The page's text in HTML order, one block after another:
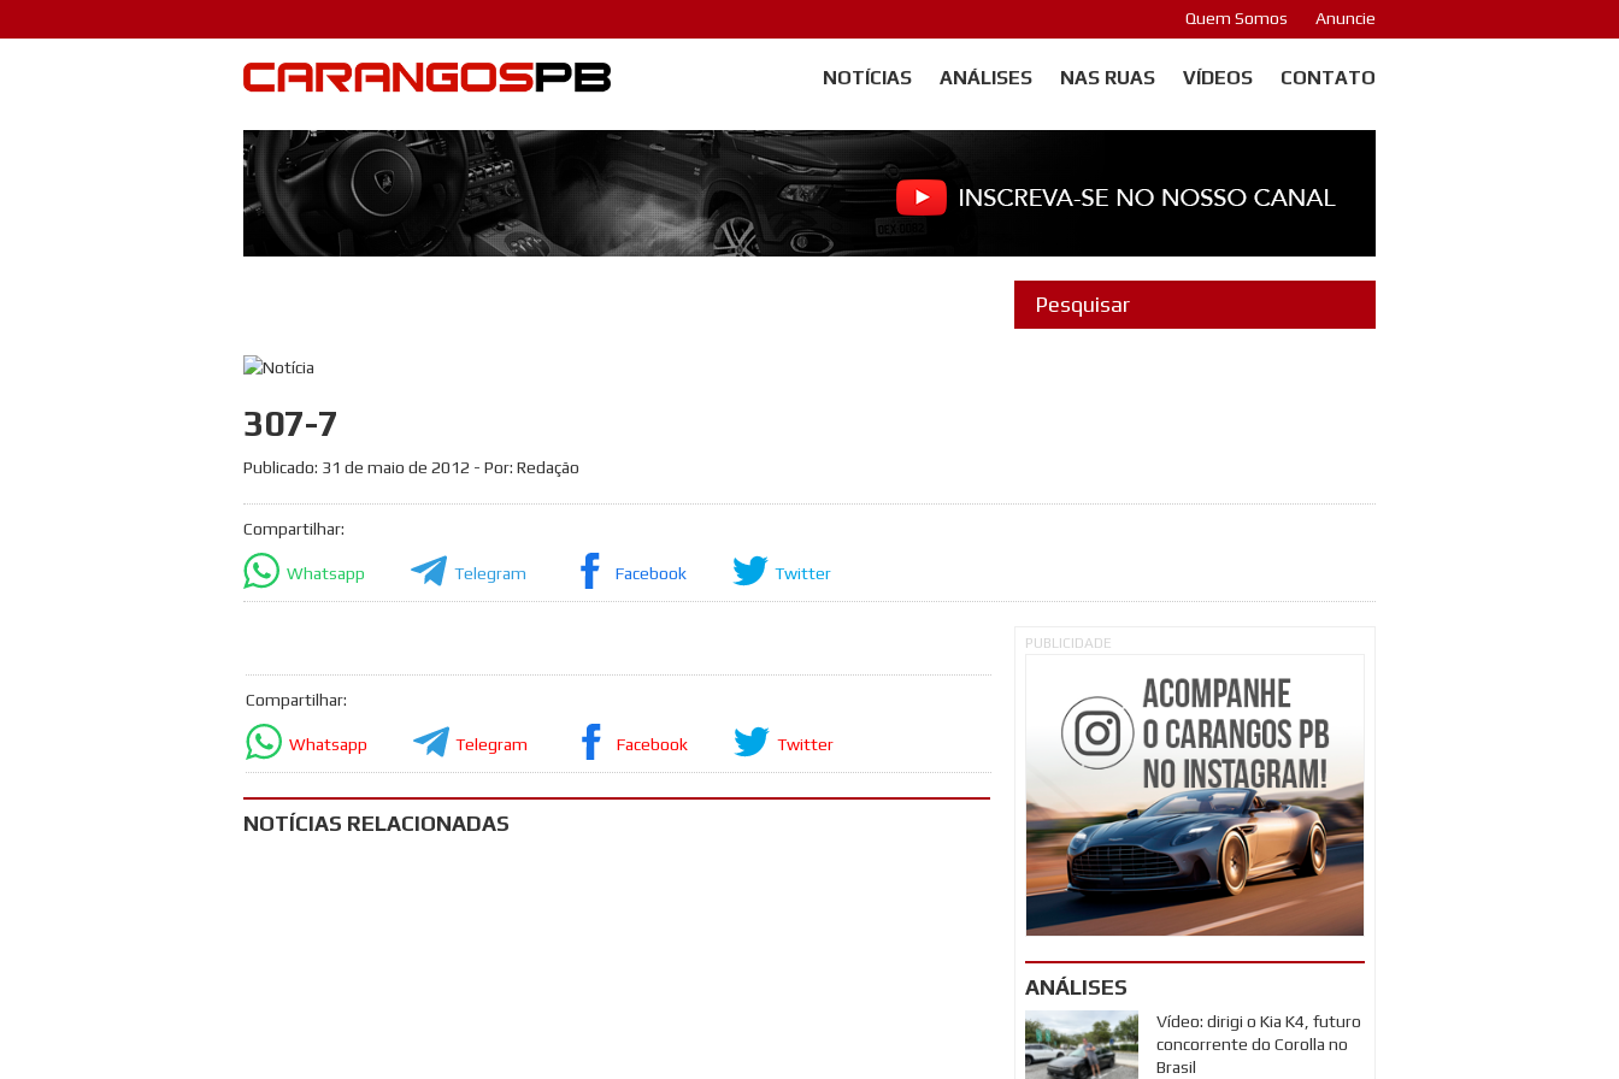
Quem Somos Anuncie
NOTÍCIAS ANÁLISES NAS RUAS VÍDEOS CONTATO
307-7
Publicado: 31 de maio de 2012 - Por: Redação
Compartilhar:
Whatsapp Telegram Facebook Twitter
Compartilhar:
Whatsapp Telegram Facebook Twitter
NOTÍCIAS RELACIONADAS
PUBLICIDADE
ANÁLISES
Vídeo: dirigi o Kia K4, futuro
concorrente do Corolla no
Brasil